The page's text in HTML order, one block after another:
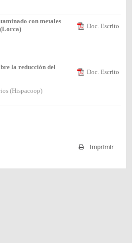
con metales
(Lorca)
Doc. Escrito
la reducción del
(Hispacoop)
Doc. Escrito
Imprimir